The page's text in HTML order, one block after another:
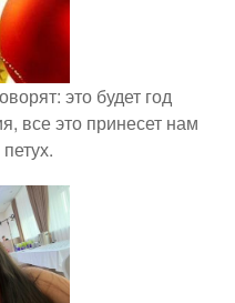
это будет год
все это принесет нам